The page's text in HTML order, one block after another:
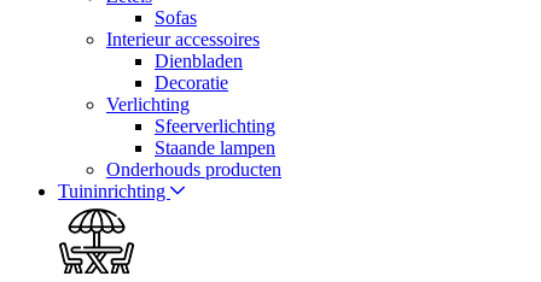
Sofas
Interieur accessoires
Dienbladen
Decoratie
Verlichting
Sfeerverlichting
Staande lampen
Onderhouds producten
Tuininrichting